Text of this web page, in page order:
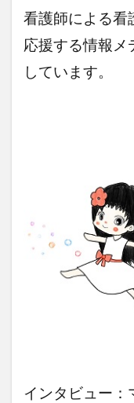
看護師による看
応援する情報メ
しています。
インタビュー：